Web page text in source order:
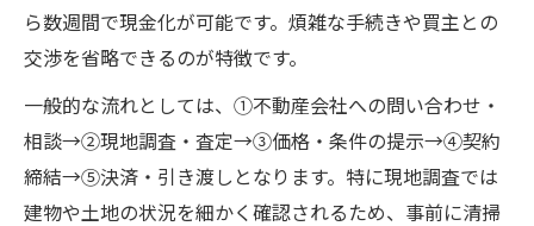
ら数週間で現金化が可能です。煩雑な手続きや買主との
交渉を省略できるのが特徴です。
一般的な流れとしては、①不動産会社への問い合わせ・
相談→②現地調査・査定→③価格・条件の提示→④契約
締結→⑤決済・引き渡しとなります。特に現地調査では
建物や土地の状況を細かく確認されるため、事前に清掃